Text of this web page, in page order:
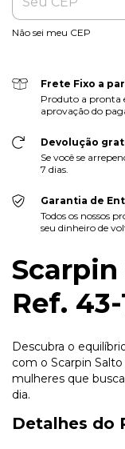
Não sei meu CEP
Frete Fixo a
Produto a pronta
aprovação do
Devolução
Se você se
7 dias.
Garantia de
Todos os nossos
seu dinheiro de
Scarpin
Ref.
Descubra o
com o Scarpin Salto
mulheres que
dia.
Detalhes do